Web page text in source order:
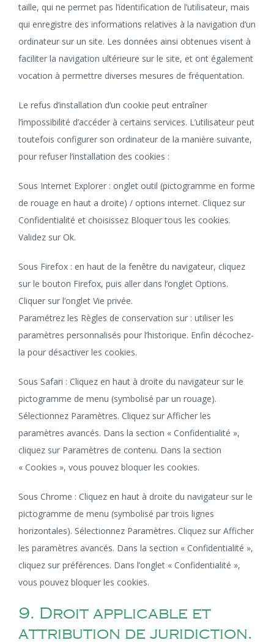
taille, qui ne permet pas l’identification de l’utilisateur, mais
qui enregistre des informations relatives à la navigation d’un
ordinateur sur un site. Les données ainsi obtenues visent à
faciliter la navigation ultérieure sur le site, et ont également
vocation à permettre diverses mesures de fréquentation.
Le refus d’installation d’un cookie peut entraîner
l’impossibilité d’accéder à certains services. L’utilisateur peut
toutefois configurer son ordinateur de la manière suivante,
pour refuser l’installation des cookies :
Sous Internet Explorer : onglet outil (pictogramme en forme
de rouage en haut a droite) / options internet. Cliquez sur
Confidentialité et choisissez Bloquer tous les cookies.
Validez sur Ok.
Sous Firefox : en haut de la fenêtre du navigateur, cliquez
sur le bouton Firefox, puis aller dans l’onglet Options.
Cliquer sur l’onglet Vie privée.
Paramétrez les Règles de conservation sur : utiliser les
paramètres personnalisés pour l’historique. Enfin décochez-
la pour désactiver les cookies.
Sous Safari : Cliquez en haut à droite du navigateur sur le
pictogramme de menu (symbolisé par un rouage).
Sélectionnez Paramètres. Cliquez sur Afficher les
paramètres avancés. Dans la section « Confidentialité »,
cliquez sur Paramètres de contenu. Dans la section
« Cookies », vous pouvez bloquer les cookies.
Sous Chrome : Cliquez en haut à droite du navigateur sur le
pictogramme de menu (symbolisé par trois lignes
horizontales). Sélectionnez Paramètres. Cliquez sur Afficher
les paramètres avancés. Dans la section « Confidentialité »,
cliquez sur préférences. Dans l’onglet « Confidentialité »,
vous pouvez bloquer les cookies.
9. Droit applicable et
attribution de juridiction.